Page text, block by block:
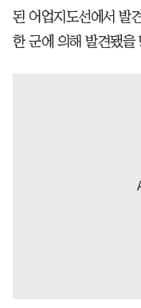
된 어업지도선에서 발
한 군에 의해 발견됐을